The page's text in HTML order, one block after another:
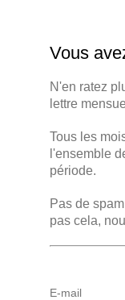
Vous
N'en ratez
lettre
Tous les
l'ensemble
période.
Pas de
pas cela,
E-mail